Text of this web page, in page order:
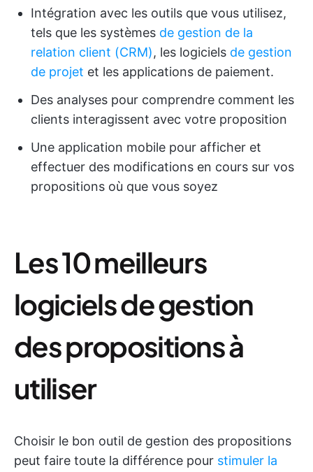
Intégration avec les outils que vous utilisez,
tels que les systèmes de gestion de la
relation client (CRM), les logiciels de gestion
de projet et les applications de paiement.
Des analyses pour comprendre comment les
clients interagissent avec votre proposition
Une application mobile pour afficher et
effectuer des modifications en cours sur vos
propositions où que vous soyez
Les 10 meilleurs
logiciels de gestion
des propositions à
utiliser
Choisir le bon outil de gestion des propositions
peut faire toute la différence pour stimuler la